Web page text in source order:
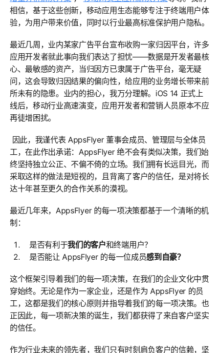
相信，基于这些创新，移动应用生态能够专注于终端用户体
验，为用户带来价值，同时以行业最高标准保护用户隐私。
最近几周，业内某家广告平台宣布收购一家归因平台，许多
应用开发者就此事向我们表达了担忧——数据是开发者最核
心、最敏感的资产，当归因方已隶属于广告平台，毫无疑
问，这会导致归因结果的偏向性，给应用的业务增长带来前
所未有的隐患。业内的担心，我万分理解。iOS 14 正式上
线后，移动行业高速演变，应用开发者和营销人员原本不应
再徒增困扰。
因此，我谨代表 AppsFlyer 董事会成员、管理层与全体员
工，在此作出承诺：AppsFlyer 绝不会有类似决策，我们始
终坚持独立公正、不偏不倚的立场。我们拥有长远目光，而
采取这样的做法是短视的，且背离了客户的信任，是对将长
达十年甚至更久的合作关系的漠视。
最近几年来，AppsFlyer 的每一项决策都基于一个清晰的机
制：
是否有利于我们的客户和终端用户？
是否能让 AppsFlyer 的每一位成员感到自豪？
这个框架引导着我们的每一项决策，在我们的企业文化中贯
穿始终。无论是作为一家企业，还是作为 AppsFlyer 的员
工，这都是我们的核心原则并指导着我们的每一项决策。也
正因此，每一项新决策的诞生，我们都获得了来自客户坚实
的信任。
作为行业未来的领先者，我们只有时刻肩负客户的信赖，坚